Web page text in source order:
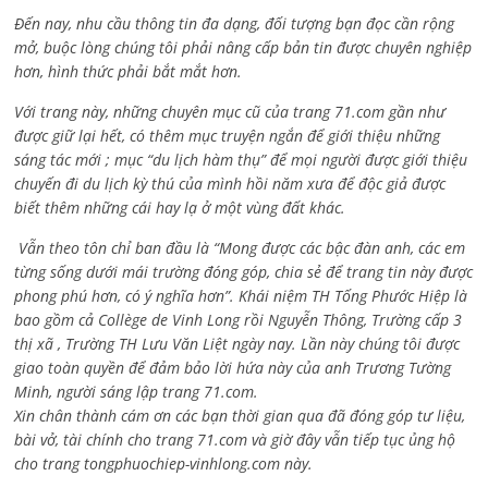
Đến nay, nhu cầu thông tin đa dạng, đối tượng bạn đọc cần rộng
mở, buộc lòng chúng tôi phải nâng cấp bản tin được chuyên nghiệp
hơn, hình thức phải bắt mắt hơn.
Với trang này, những chuyên mục cũ của trang 71.com gần như
được giữ lại hết, có thêm mục truyện ngắn để giới thiệu những
sáng tác mới ; mục “du lịch hàm thụ” để mọi người được giới thiệu
chuyến đi du lịch kỳ thú của mình hồi năm xưa để độc giả được
biết thêm những cái hay lạ ở một vùng đất khác.
Vẫn theo tôn chỉ ban đầu là “Mong được các bậc đàn anh, các em
từng sống dưới mái trường đóng góp, chia sẻ để trang tin này được
phong phú hơn, có ý nghĩa hơn”. Khái niệm TH Tống Phước Hiệp là
bao gồm cả Collège de Vinh Long rồi Nguyễn Thông, Trường cấp 3
thị xã , Trường TH Lưu Văn Liệt ngày nay. Lần này chúng tôi được
giao toàn quyền để đảm bảo lời hứa này của anh Trương Tường
Minh, người sáng lập trang 71.com.
Xin chân thành cám ơn các bạn thời gian qua đã đóng góp tư liệu,
bài vở, tài chính cho trang 71.com và giờ đây vẫn tiếp tục ủng hộ
cho trang tongphuochiep-vinhlong.com này.